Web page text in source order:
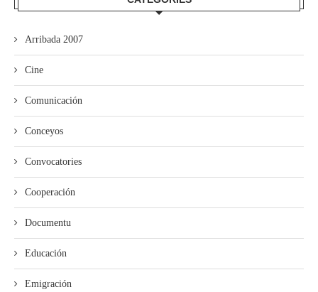
Arribada 2007
Cine
Comunicación
Conceyos
Convocatories
Cooperación
Documentu
Educación
Emigración